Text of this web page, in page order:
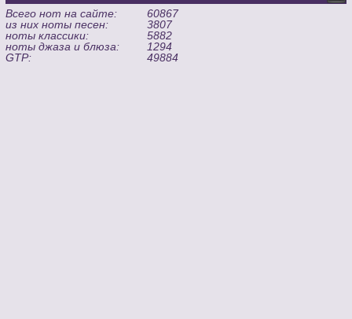
Всего нот на сайте:
60867
из них ноты песен:
3807
ноты классики:
5882
ноты джаза и блюза:
1294
GTP:
49884